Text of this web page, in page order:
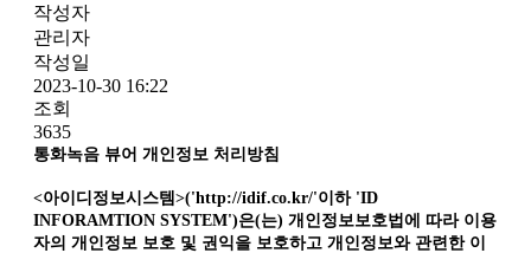
작성자
관리자
작성일
2023-10-30 16:22
조회
3635
통화녹음 뷰어 개인정보 처리방침
<아이디정보시스템>('http://idif.co.kr/'이하 'ID
INFORAMTION SYSTEM')은(는) 개인정보보호법에 따라 이용
자의 개인정보 보호 및 권익을 보호하고 개인정보와 관련한 이